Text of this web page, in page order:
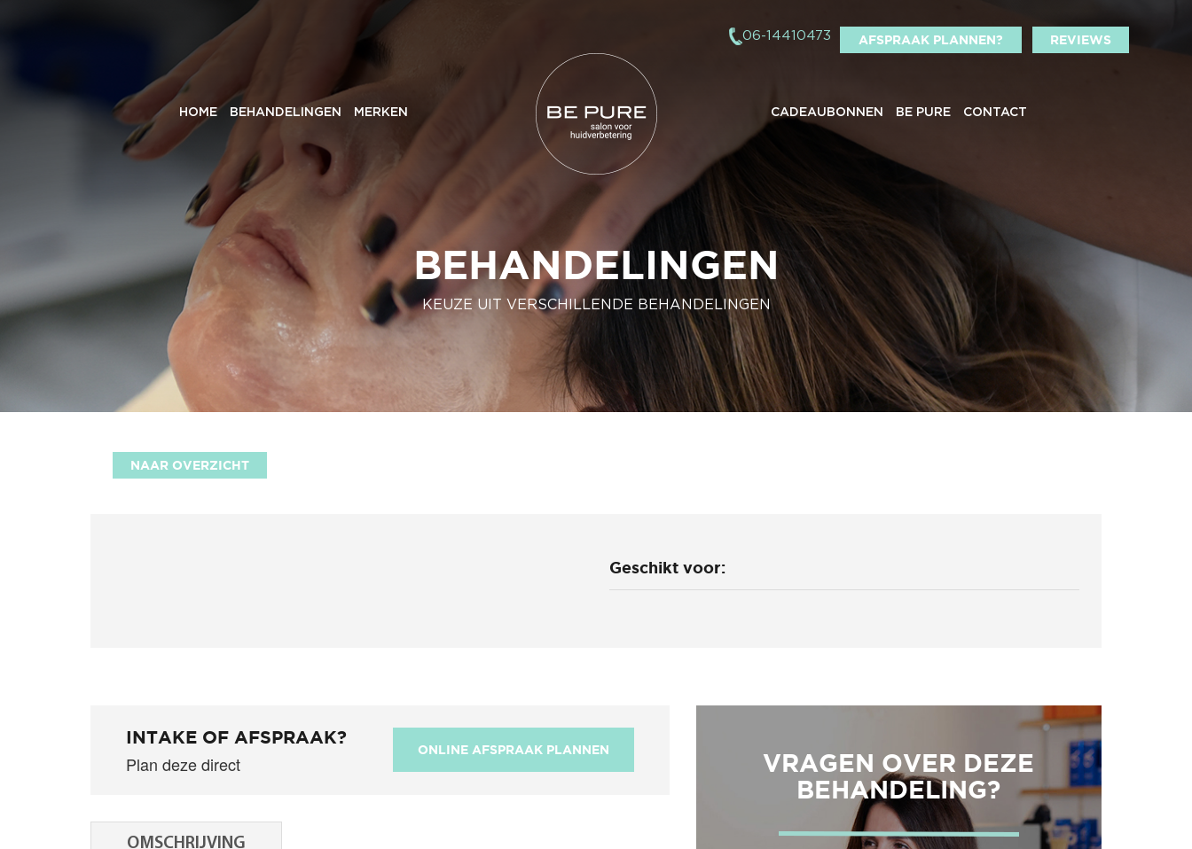
06-14410473 AFSPRAAK PLANNEN? REVIEWS
HOME BEHANDELINGEN MERKEN CADEAUBONNEN BE PURE CONTACT
BEHANDELINGEN
KEUZE UIT VERSCHILLENDE BEHANDELINGEN
NAAR OVERZICHT
Geschikt voor:
INTAKE OF AFSPRAAK?
Plan deze direct
ONLINE AFSPRAAK PLANNEN
OMSCHRIJVING
VRAGEN OVER DEZE
BEHANDELING?